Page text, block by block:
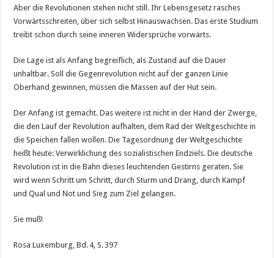
Aber die Revolutionen stehen nicht still. Ihr Lebensgesetz rasches
Vorwärtsschreiten, über sich selbst Hinauswachsen. Das erste Studium
treibt schon durch seine inneren Wi­­dersprüche vorwärts.
Die Lage ist als Anfang begreiflich, als Zustand auf die Dauer
unhaltbar. Soll die Gegenrevolution nicht auf der ganzen Linie
Oberhand gewinnen, müssen die Massen auf der Hut sein.
Der Anfang ist gemacht. Das weitere ist nicht in der Hand der Zwerge,
die den Lauf der Revolution aufhalten, dem Rad der Weltgeschichte in
die Speichen fallen wollen. Die Tagesordnung der Weltgeschichte
heißt heute: Verwirklichung des sozialistischen Endziels. Die deutsche
Revolution ist in die Bahn dieses leuchtenden Gestirns geraten. Sie
wird wenn Schritt um Schritt, durch Sturm und Drang, durch Kampf
und Qual und Not und Sieg zum Ziel gelangen.
Sie muß!
Rosa Luxemburg, Bd. 4, S. 397